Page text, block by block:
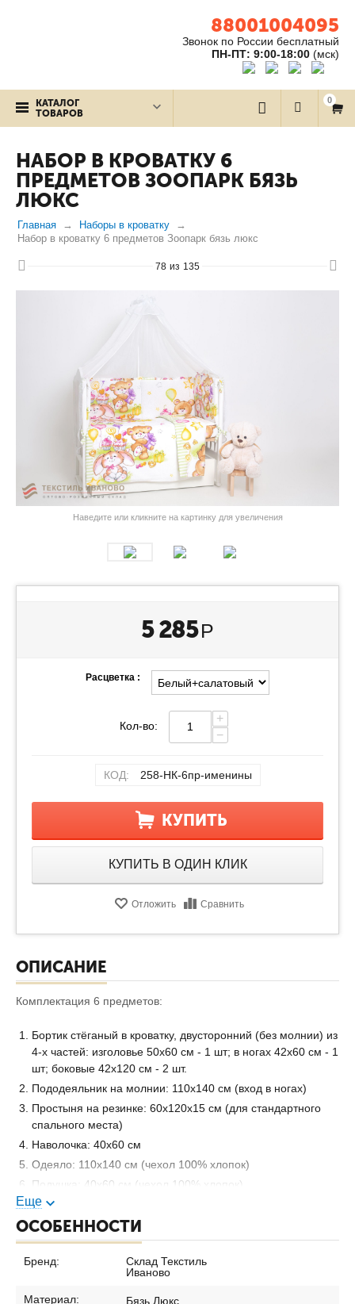
88001004095
Звонок по России бесплатный
ПН-ПТ: 9:00-18:00 (мск)
КАТАЛОГ
ТОВАРОВ
0
НАБОР В КРОВАТКУ 6
ПРЕДМЕТОВ ЗООПАРК БЯЗЬ
ЛЮКС
Главная
Наборы в кроватку
Набор в кроватку 6 предметов Зоопарк бязь люкс
78 из 135
Наведите или кликните на картинку для увеличения
5 285 Р
Расцветка :
Кол-во:
+
−
КОД: 258-НК-6пр-именины
КУПИТЬ
КУПИТЬ В ОДИН КЛИК
Отложить Сравнить
ОПИСАНИЕ
Комплектация 6 предметов:
Бортик стёганый в кроватку, двусторонний (без молнии) из
4-х частей: изголовье 50х60 см - 1 шт; в ногах 42х60 см - 1
шт; боковые 42х120 см - 2 шт.
Пододеяльник на молнии: 110х140 см (вход в ногах)
Простыня на резинке: 60х120х15 см (для стандартного
спального места)
Наволочка: 40х60 см
Одеяло: 110х140 см (чехол 100% хлопок)
Подушка: 40х60 см (чехол 100% хлопок)
Изделие упаковано в прозрачную сумку пвх с белым
кедером. Ручки сумки из стропы белого цвета.
Еще
ОСОБЕННОСТИ
Бренд:
Склад Текстиль
Иваново
Материал: Бязь Люкс